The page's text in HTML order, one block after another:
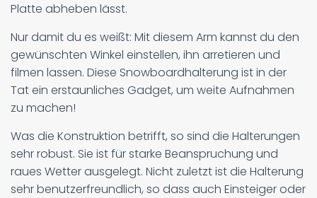
Platte abheben lässt.
Nur damit du es weißt: Mit diesem Arm kannst du den
gewünschten Winkel einstellen, ihn arretieren und
filmen lassen. Diese Snowboardhalterung ist in der
Tat ein erstaunliches Gadget, um weite Aufnahmen
zu machen!
Was die Konstruktion betrifft, so sind die Halterungen
sehr robust. Sie ist für starke Beanspruchung und
raues Wetter ausgelegt. Nicht zuletzt ist die Halterung
sehr benutzerfreundlich, so dass auch Einsteiger oder